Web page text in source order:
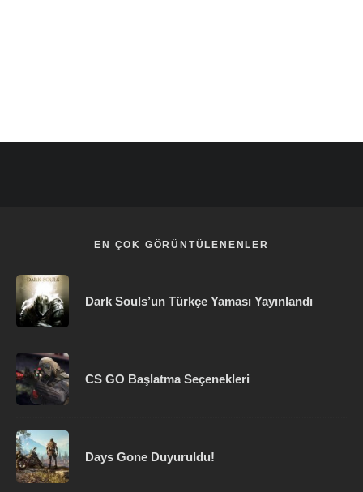
EN ÇOK GÖRÜNTÜLENENLER
Dark Souls’un Türkçe Yaması Yayınlandı
CS GO Başlatma Seçenekleri
Days Gone Duyuruldu!